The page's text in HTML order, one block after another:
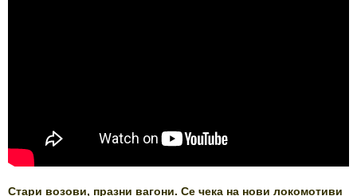
Стари возови, празни вагони. Се чека на нови локомотиви